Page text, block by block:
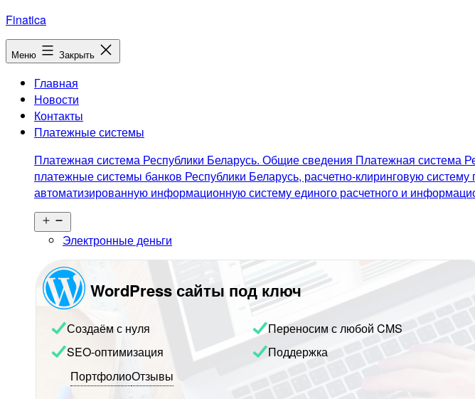
Перейти
к
содержимому
Finatica
Меню Закрыть
Главная
Новости
Контакты
Платежные системы
Платежная система Республики Беларусь. Общие сведения Платежная система
платежные системы банков Республики Беларусь, расчетно-клиринговую
автоматизированную информационную систему единого расчетного и
меню
Электронные деньги
WordPress сайты под ключ
Создаём с нуля
Переносим с любой CMS
SEO-оптимизация
Поддержка
ПортфолиоОтзывы